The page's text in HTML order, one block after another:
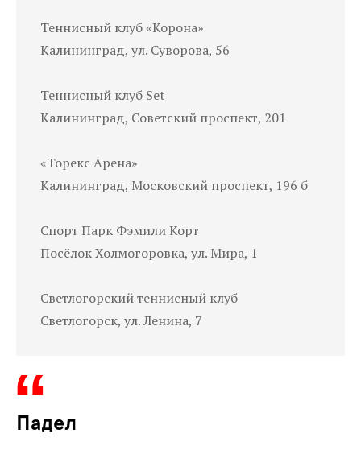
Теннисный клуб «Корона»
Калининград, ул. Суворова, 56
Теннисный клуб Set
Калининград, Советский проспект, 201
«Торекс Арена»
Калининград, Московский проспект, 196 б
Спорт Парк Фэмили Корт
Посёлок Холмогоровка, ул. Мира, 1
Светлогорский теннисный клуб
Светлогорск, ул. Ленина, 7
Падел